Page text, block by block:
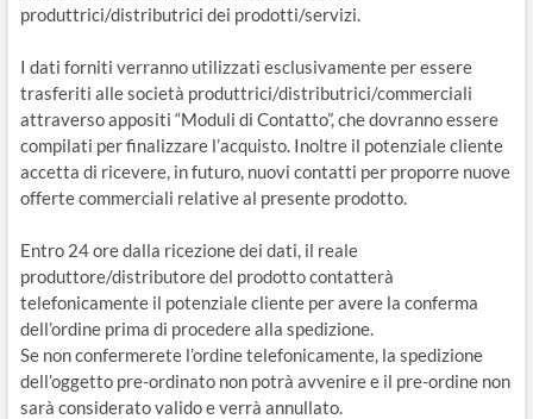
produttrici/distributrici dei prodotti/servizi.
I dati forniti verranno utilizzati esclusivamente per essere
trasferiti alle società produttrici/distributrici/commerciali
attraverso appositi “Moduli di Contatto”, che dovranno essere
compilati per finalizzare l’acquisto. Inoltre il potenziale cliente
accetta di ricevere, in futuro, nuovi contatti per proporre nuove
offerte commerciali relative al presente prodotto.
Entro 24 ore dalla ricezione dei dati, il reale
produttore/distributore del prodotto contatterà
telefonicamente il potenziale cliente per avere la conferma
dell’ordine prima di procedere alla spedizione.
Se non confermerete l’ordine telefonicamente, la spedizione
dell’oggetto pre-ordinato non potrà avvenire e il pre-ordine non
sarà considerato valido e verrà annullato.